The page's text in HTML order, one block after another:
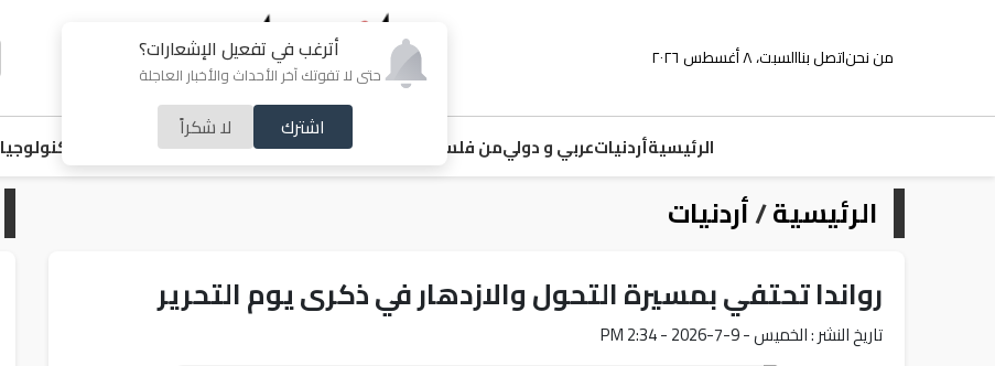
أترغب في تفعيل الإشعارات؟
حتى لا تفوتك آخر الأحداث والأخبار العاجلة
اشترك لا شكراً
من نحناتصل بناالسبت، ٨ أغسطس ٢٠٢٦
الرئيسيةأردنياتعربي و دوليمن فلسطين ملفات ساخنةخبر و صورةرياضة تكنولوجيا
الرئيسية/أردنيات
رواندا تحتفي بمسيرة التحول والازدهار في ذكرى يوم التحرير
تاريخ النشر : الخميس - 9-7-2026 - 2:34 PM